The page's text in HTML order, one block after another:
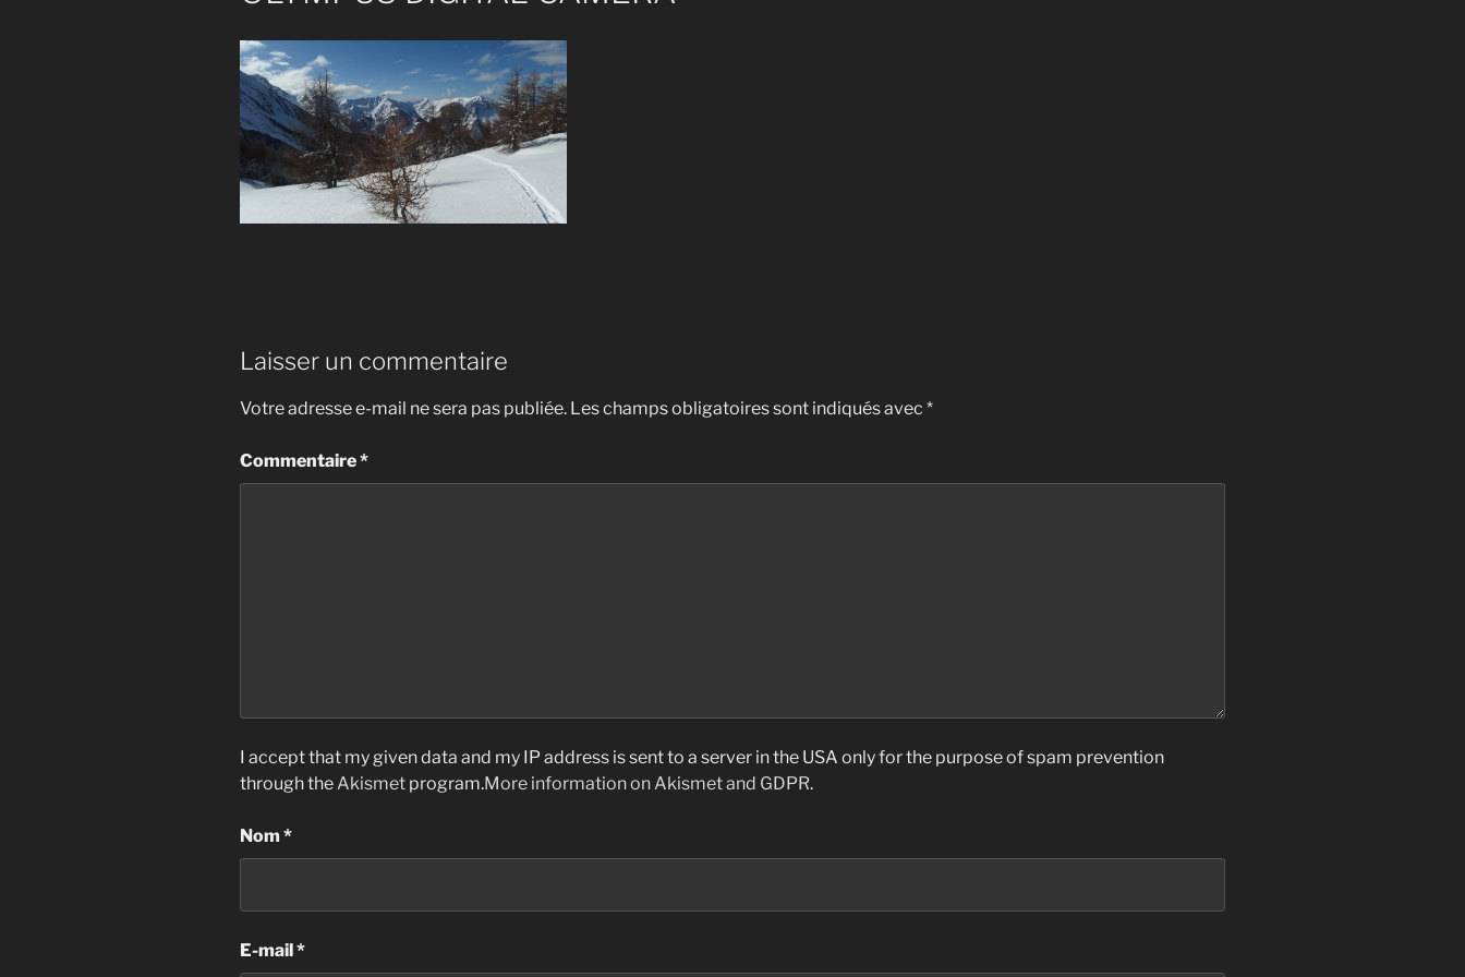
Laisser un commentaire
Votre adresse e-mail ne sera pas publiée. Les champs obligatoires sont indiqués avec *
Commentaire*
I accept that my given data and my IP address is sent to a server in the USA only for the purpose of spam prevention
through theAkismet program.More information on Akismet and GDPR.
Nom *
E-mail*